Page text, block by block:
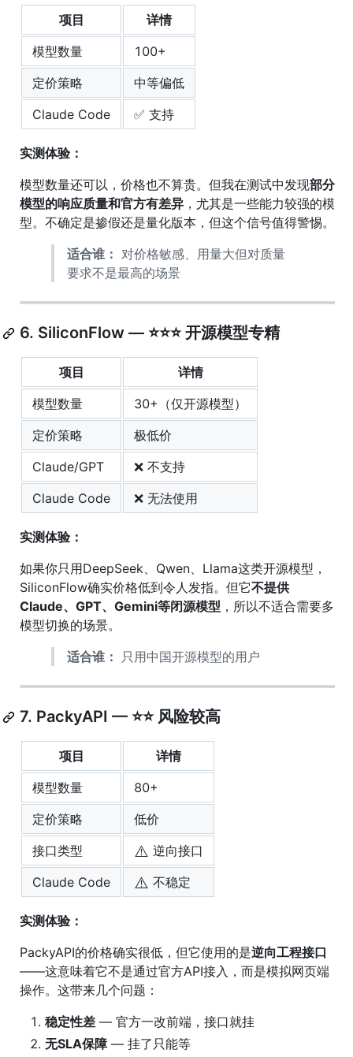
项目
详情
模型数量
100+
定价策略
中等偏低
Claude Code
✅ 支持
实测体验：
模型数量还可以，价格也不算贵。但我在测试中发现部分
模型的响应质量和官方有差异 ，尤其是一些能力较强的模
型。不确定是掺假还是量化版本，但这个信号值得警惕。
适合谁： 对价格敏感、用量大但对质量
要求不是最高的场景
6. SiliconFlow — ⭐⭐⭐ 开源模型专精
项目
详情
模型数量
30+（仅开源模型）
定价策略
极低价
Claude/GPT
❌ 不支持
Claude Code
❌ 无法使用
实测体验：
如果你只用DeepSeek、Qwen、Llama这类开源模型，
SiliconFlow确实价格低到令人发指。但它不提供
Claude、GPT、Gemini等闭源模型 ，所以不适合需要多
模型切换的场景。
适合谁：
只用中国开源模型的用户
7. PackyAPI — ⭐⭐ 风险较高
项目
详情
模型数量
80+
定价策略
低价
接口类型
⚠️ 逆向接口
Claude Code
⚠️ 不稳定
实测体验：
PackyAPI的价格确实很低，但它使用的是逆向工程接口
——这意味着它不是通过官方API接入，而是模拟网页端
操作。这带来几个问题：
稳定性差 — 官方一改前端，接口就挂
无SLA保障— 挂了只能等